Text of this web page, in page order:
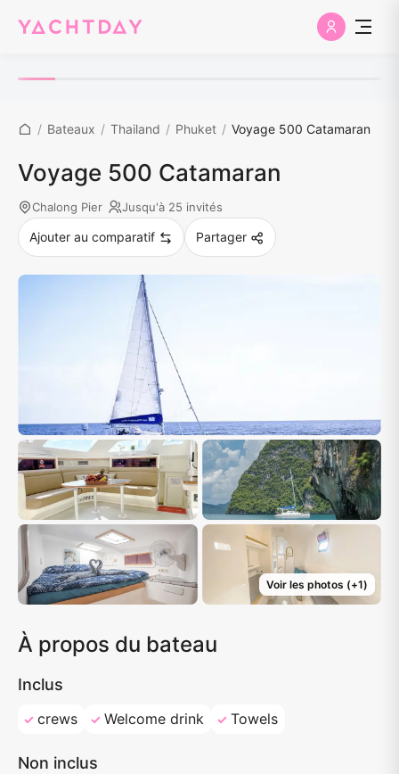
/ Bateaux / Thailand / Phuket / Voyage 500 Catamaran
Voyage 500 Catamaran
Chalong Pier Jusqu'à 25 invités
Ajouter au comparatif Partager
Voir les photos (+1)
À propos du bateau
Inclus
crews Welcome drink Towels
Non inclus